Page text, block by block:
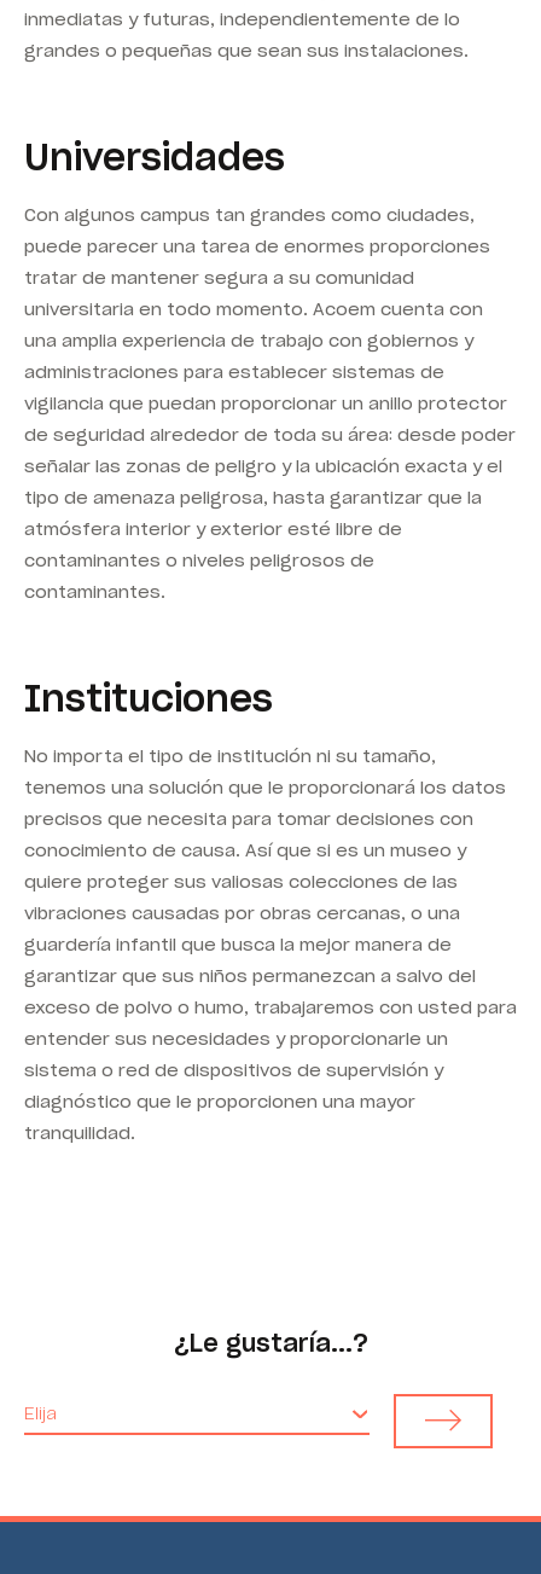
inmediatas y futuras, independientemente de lo
grandes o pequeñas que sean sus instalaciones.
Universidades
Con algunos campus tan grandes como ciudades,
puede parecer una tarea de enormes proporciones
tratar de mantener segura a su comunidad
universitaria en todo momento. Acoem cuenta con
una amplia experiencia de trabajo con gobiernos y
administraciones para establecer sistemas de
vigilancia que puedan proporcionar un anillo protector
de seguridad alrededor de toda su área: desde poder
señalar las zonas de peligro y la ubicación exacta y el
tipo de amenaza peligrosa, hasta garantizar que la
atmósfera interior y exterior esté libre de
contaminantes o niveles peligrosos de
contaminantes.
Instituciones
No importa el tipo de institución ni su tamaño,
tenemos una solución que le proporcionará los datos
precisos que necesita para tomar decisiones con
conocimiento de causa. Así que si es un museo y
quiere proteger sus valiosas colecciones de las
vibraciones causadas por obras cercanas, o una
guardería infantil que busca la mejor manera de
garantizar que sus niños permanezcan a salvo del
exceso de polvo o humo, trabajaremos con usted para
entender sus necesidades y proporcionarle un
sistema o red de dispositivos de supervisión y
diagnóstico que le proporcionen una mayor
tranquilidad.
¿Le gustaría...?
Elija